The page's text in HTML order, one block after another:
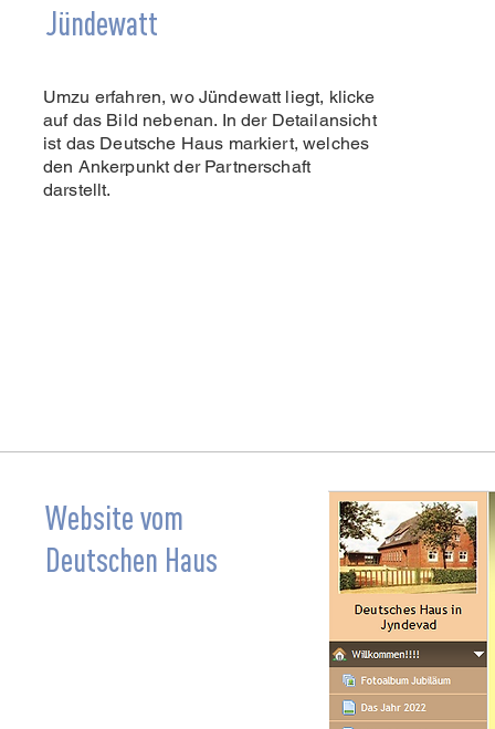
Jündewatt
Umzu erfahren, wo Jündewatt liegt, klicke
auf das Bild nebenan. In der Detailansicht
ist das Deutsche Haus markiert, welches
den Ankerpunkt der Partnerschaft
darstellt.
Website vom
Deutschen Haus